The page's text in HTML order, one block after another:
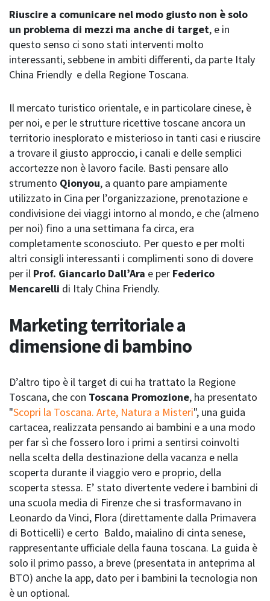
Riuscire a comunicare nel modo giusto non è solo
un problema di mezzi ma anche di target, e in
questo senso ci sono stati interventi molto
interessanti, sebbene in ambiti differenti, da parte Italy
China Friendly e della Regione Toscana.
Il mercato turistico orientale, e in particolare cinese, è
per noi, e per le strutture ricettive toscane ancora un
territorio inesplorato e misterioso in tanti casi e riuscire
a trovare il giusto approccio, i canali e delle semplici
accortezze non è lavoro facile. Basti pensare allo
strumento Qionyou, a quanto pare ampiamente
utilizzato in Cina per l’organizzazione, prenotazione e
condivisione dei viaggi intorno al mondo, e che (almeno
per noi) fino a una settimana fa circa, era
completamente sconosciuto. Per questo e per molti
altri consigli interessanti i complimenti sono di dovere
per il Prof. Giancarlo Dall’Ara e per Federico
Mencarelli di Italy China Friendly.
Marketing territoriale a
dimensione di bambino
D’altro tipo è il target di cui ha trattato la Regione
Toscana, che con Toscana Promozione, ha presentato
"Scopri la Toscana. Arte, Natura a Misteri", una guida
cartacea, realizzata pensando ai bambini e a una modo
per far sì che fossero loro i primi a sentirsi coinvolti
nella scelta della destinazione della vacanza e nella
scoperta durante il viaggio vero e proprio, della
scoperta stessa. E’ stato divertente vedere i bambini di
una scuola media di Firenze che si trasformavano in
Leonardo da Vinci, Flora (direttamente dalla Primavera
di Botticelli) e certo Baldo, maialino di cinta senese,
rappresentante ufficiale della fauna toscana. La guida è
solo il primo passo, a breve (presentata in anteprima al
BTO) anche la app, dato per i bambini la tecnologia non
è un optional.